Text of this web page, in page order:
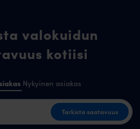
valokuidun
kotiisi
Nykyinen asiakas
Tarkista saatavuus